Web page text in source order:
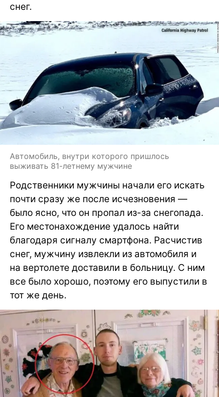
снег.
Автомобиль, внутри которого пришлось
выживать 81-летнему мужчине
Родственники мужчины начали его искать
почти сразу же после исчезновения —
было ясно, что он пропал из-за снегопада.
Его местонахождение удалось найти
благодаря сигналу смартфона. Расчистив
снег, мужчину извлекли из автомобиля и
на вертолете доставили в больницу. С ним
все было хорошо, поэтому его выпустили в
тот же день.